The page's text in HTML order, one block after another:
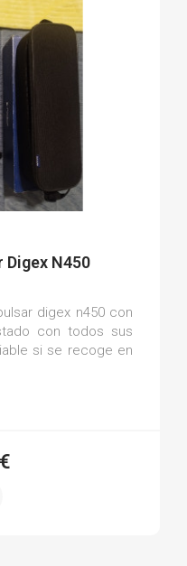
N450
digex n450 con
con todos sus
si se recoge en